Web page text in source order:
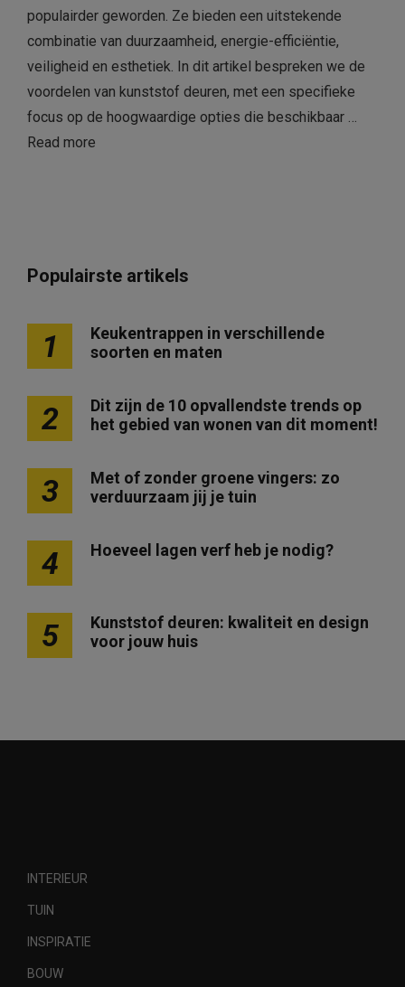
populairder geworden. Ze bieden een uitstekende
combinatie van duurzaamheid, energie-efficiëntie,
veiligheid en esthetiek. In dit artikel bespreken we de
voordelen van kunststof deuren, met een specifieke
focus op de hoogwaardige opties die beschikbaar …
Read more
Populairste artikels
1
Keukentrappen in verschillende
soorten en maten
2
Dit zijn de 10 opvallendste trends op
het gebied van wonen van dit moment!
3
Met of zonder groene vingers: zo
verduurzaam jij je tuin
4 Hoeveel lagen verf heb je nodig?
5
Kunststof deuren: kwaliteit en design
voor jouw huis
INTERIEUR
TUIN
INSPIRATIE
BOUW